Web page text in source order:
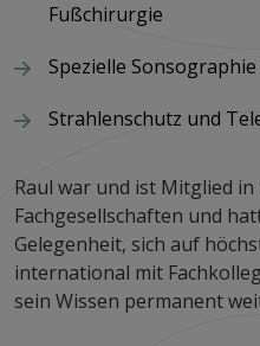
Fußchirurgie
Spezielle
Strahlenschutz und
Raul war und ist Mitglied
Fachgesellschaften und
Gelegenheit, sich auf
international mit
sein Wissen permanent